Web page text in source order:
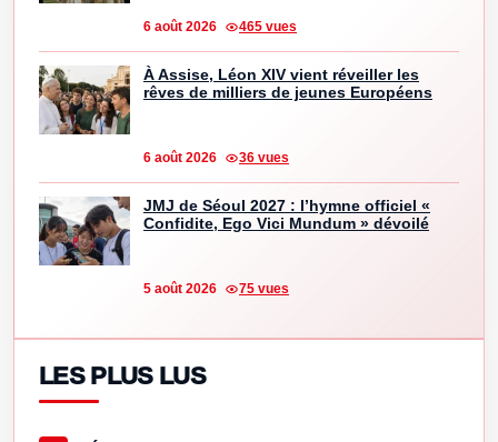
6 août 2026 465 vues
À Assise, Léon XIV vient réveiller les
rêves de milliers de jeunes Européens
6 août 2026 36 vues
JMJ de Séoul 2027 : l’hymne officiel «
Confidite, Ego Vici Mundum » dévoilé
5 août 2026 75 vues
LES PLUS LUS